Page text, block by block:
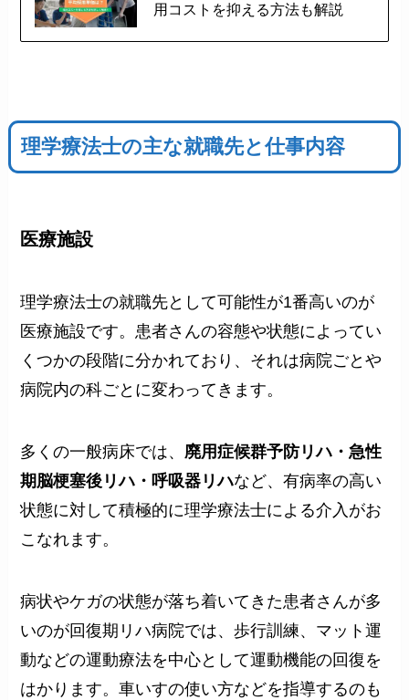
用コストを抑える方法も解説
理学療法士の主な就職先と仕事内容
医療施設
理学療法士の就職先として可能性が1番高いのが
医療施設です。患者さんの容態や状態によってい
くつかの段階に分かれており、それは病院ごとや
病院内の科ごとに変わってきます。
多くの一般病床では、 廃用症候群予防リハ・急性
期脳梗塞後リハ・呼吸器リハなど、有病率の高い
状態に対して積極的に理学療法士による介入がお
こなれます。
病状やケガの状態が落ち着いてきた患者さんが多
いのが回復期リハ病院では、歩行訓練、マット運
動などの運動療法を中心として運動機能の回復を
はかります。車いすの使い方などを指導するのも